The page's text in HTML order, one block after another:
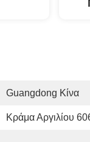
Guangdong Κίνα
Κράμα Αργιλίου